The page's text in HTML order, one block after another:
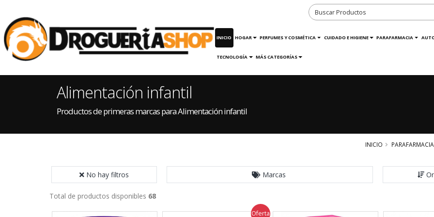
INICIO HOGAR PERFUMES Y COSMÉTICA CUIDADO E HIGIENE PARAFARMACIA
TECNOLOGÍA MÁS CATEGORÍAS
Alimentación infantil
Productos de primeras marcas para Alimentación infantil
INICIO PARAFARMACIA
No hay filtros Marcas
Total de productos disponibles 68
Oferta